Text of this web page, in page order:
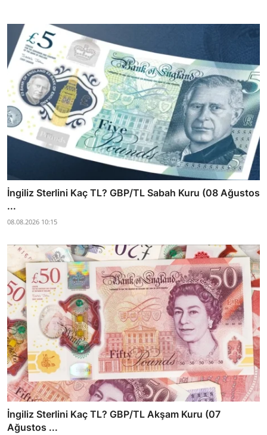
İngiliz Sterlini Kaç TL? GBP/TL Sabah Kuru (08 Ağustos
...
08.08.2026 10:15
İngiliz Sterlini Kaç TL? GBP/TL Akşam Kuru (07
Ağustos ...